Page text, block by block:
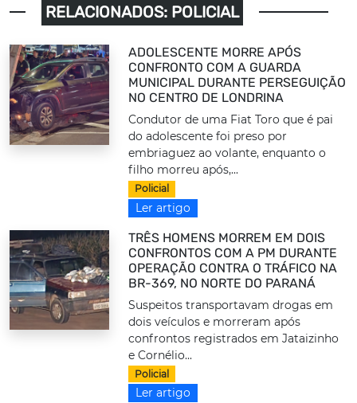
RELACIONADOS: POLICIAL
ADOLESCENTE MORRE APÓS
CONFRONTO COM A GUARDA
MUNICIPAL DURANTE PERSEGUIÇÃO
NO CENTRO DE LONDRINA
Condutor de uma Fiat Toro que é pai
do adolescente foi preso por
embriaguez ao volante, enquanto o
filho morreu após,...
Policial
Ler artigo
TRÊS HOMENS MORREM EM DOIS
CONFRONTOS COM A PM DURANTE
OPERAÇÃO CONTRA O TRÁFICO NA
BR-369, NO NORTE DO PARANÁ
Suspeitos transportavam drogas em
dois veículos e morreram após
confrontos registrados em Jataizinho
e Cornélio...
Policial
Ler artigo